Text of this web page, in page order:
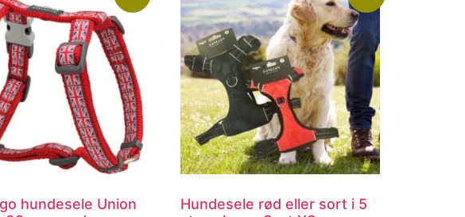
hundesele Union
Hundesele rød eller sort i 5